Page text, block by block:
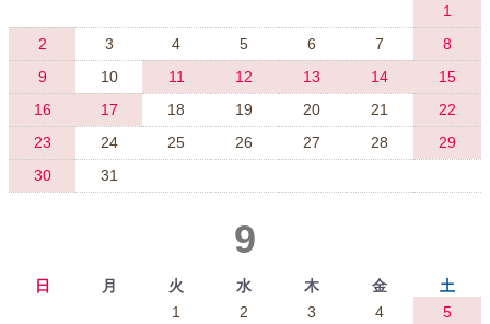
1
2
3 4 5 6 7
8
9
10 11 12 13 14
15
16
17 18 19 20 21
22
23
24 25 26 27 28
29
30
31
9
日 月 火 水 木 金
土
1
2 3 4
5